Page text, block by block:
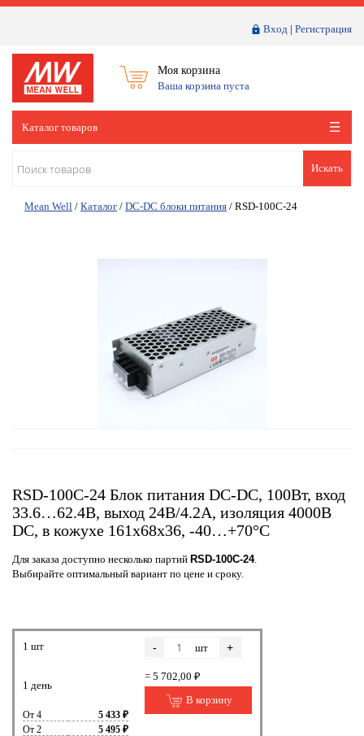
Вход | Регистрация
Моя корзина
Ваша корзина пуста
Каталог товаров
Искать
Mean Well / Каталог / DC-DC блоки питания / RSD-100C-24
RSD-100C-24 Блок питания DC-DC, 100Вт, вход
33.6…62.4В, выход 24В/4.2А, изоляция 4000В
DC, в кожухе 161х68х36, -40…+70°С
Для заказа доступно несколько партий RSD-100C-24.
Выбирайте оптимальный вариант по цене и сроку.
1 шт
1 день
От 4
5 433 ₽
От 2
5 495 ₽
- шт +
= 5 702,00 ₽
В корзину